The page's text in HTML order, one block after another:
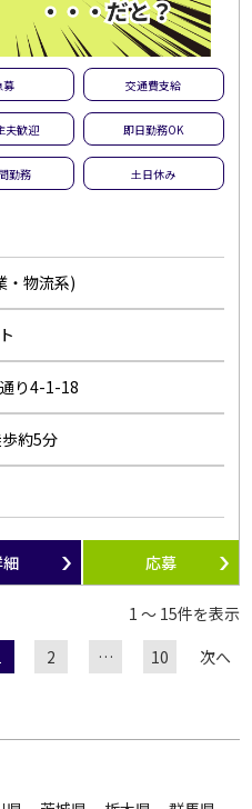
募 交通費支給
夫歓迎 即日勤務OK
勤務 土日休み
・物流系)
り4-1-18
約5分
応募
1 ～ 15件を表示
2 … 10 次へ